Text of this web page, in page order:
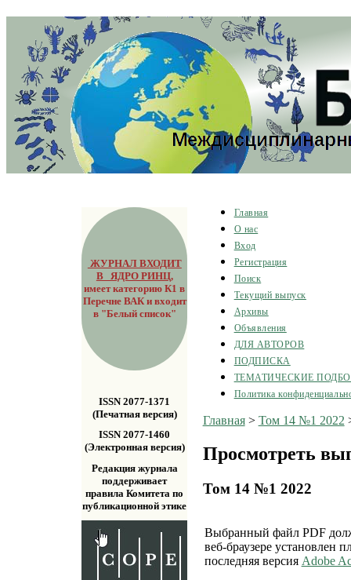
ЖУРНАЛ ВХОДИТ
В ЯДРО РИНЦ,
имеет категорию К1 в
Перечне ВАК и входит
в "Белый список"
ISSN 2077-1371
(Печатная версия)
ISSN 2077-1460
(Электронная версия)
Редакция журнала
поддерживает
правила Комитета по
публикационной этике
Главная
О нас
Вход
Регистрация
Поиск
Текущий выпуск
Архивы
Объявления
ДЛЯ АВТОРОВ
ПОДПИСКА
ТЕМАТИЧЕСКИЕ
Политика
Главная> Том 14 №1 2022
Просмотреть
Том 14 №1 2022
Выбранный файл PDF
веб-браузере установлен
последняя версия Adobe